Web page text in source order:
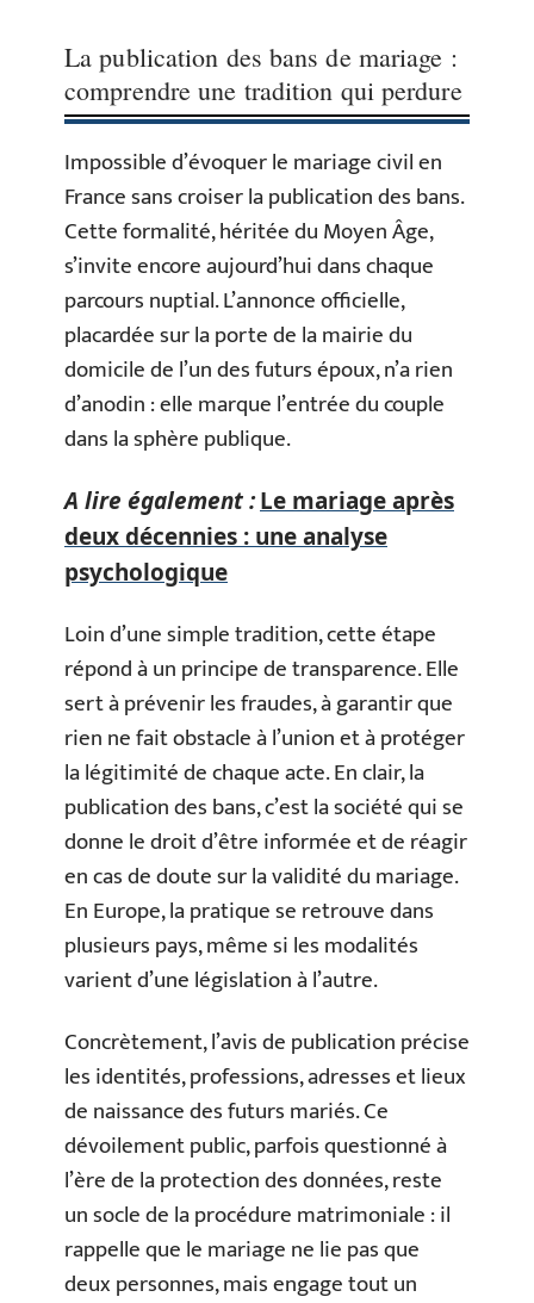
La publication des bans de mariage :
comprendre une tradition qui perdure
Impossible d’évoquer le mariage civil en
France sans croiser la publication des bans.
Cette formalité, héritée du Moyen Âge,
s’invite encore aujourd’hui dans chaque
parcours nuptial. L’annonce officielle,
placardée sur la porte de la mairie du
domicile de l’un des futurs époux, n’a rien
d’anodin : elle marque l’entrée du couple
dans la sphère publique.
A lire également :Le mariage après
deux décennies : une analyse
psychologique
Loin d’une simple tradition, cette étape
répond à un principe de transparence. Elle
sert à prévenir les fraudes, à garantir que
rien ne fait obstacle à l’union et à protéger
la légitimité de chaque acte. En clair, la
publication des bans, c’est la société qui se
donne le droit d’être informée et de réagir
en cas de doute sur la validité du mariage.
En Europe, la pratique se retrouve dans
plusieurs pays, même si les modalités
varient d’une législation à l’autre.
Concrètement, l’avis de publication précise
les identités, professions, adresses et lieux
de naissance des futurs mariés. Ce
dévoilement public, parfois questionné à
l’ère de la protection des données, reste
un socle de la procédure matrimoniale : il
rappelle que le mariage ne lie pas que
deux personnes, mais engage tout un